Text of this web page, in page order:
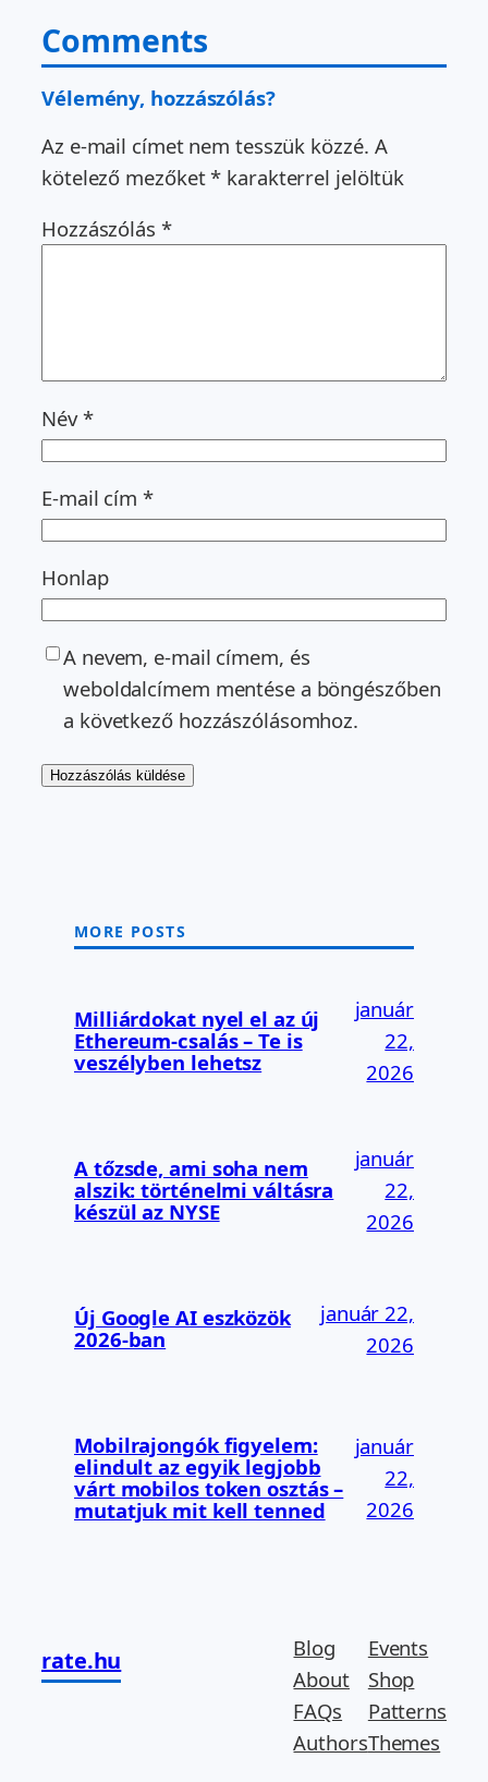
Comments
Vélemény, hozzászólás?
Az e-mail címet nem tesszük közzé. A
kötelező mezőket* karakterrel jelöltük
Hozzászólás *
Név*
E-mail cím *
Honlap
A nevem, e-mail címem, és
weboldalcímem mentése a böngészőben
a következő hozzászólásomhoz.
MORE POSTS
Milliárdokat nyel el az új
Ethereum-csalás – Te is
veszélyben lehetsz
január
22,
2026
A tőzsde, ami soha nem
alszik: történelmi váltásra
készül az NYSE
január
22,
2026
Új Google AI eszközök
2026-ban
január 22,
2026
Mobilrajongók figyelem:
elindult az egyik legjobb
várt mobilos token osztás –
mutatjuk mit kell tenned
január
22,
2026
rate.hu
Blog
About
FAQs
Authors
Events
Shop
Patterns
Themes